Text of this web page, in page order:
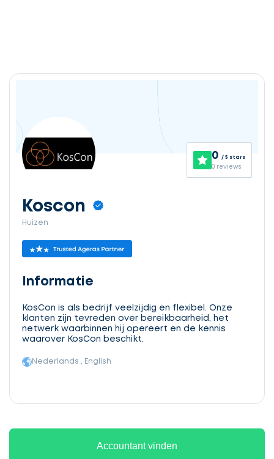
0 / 5 stars
0 reviews
Koscon
Huizen
Informatie
KosCon is als bedrijf veelzijdig en flexibel. Onze
klanten zijn tevreden over bereikbaarheid, het
netwerk waarbinnen hij opereert en de kennis
waarover KosCon beschikt.
Nederlands , English
Accountant vinden